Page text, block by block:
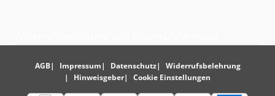
AGB Impressum Datenschutz
Widerrufsbelehrung
Hinweisgeber
Cookie Einstellungen